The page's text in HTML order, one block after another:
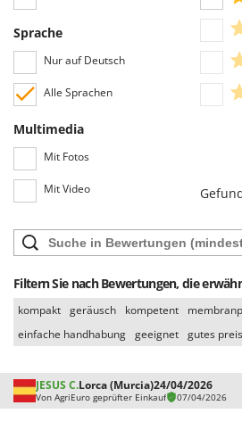
Spring Protezione
Spyro
Stanley
TecnoGen
Tellarini Pompe
Telwin
Tenco
Titania
Tornado
Sprache
Nur auf Deutsch
Alle Sprachen
Multimedia
Mit Fotos
Mit Video
Filtern Sie nach Bewertungen, die
kompakt geräusch kompetent
einfache handhabung geeignet gutes
JESUS C.Lorca (Murcia)24/04/2026
Von AgriEuro geprüfter Einkauf 07/04/2026